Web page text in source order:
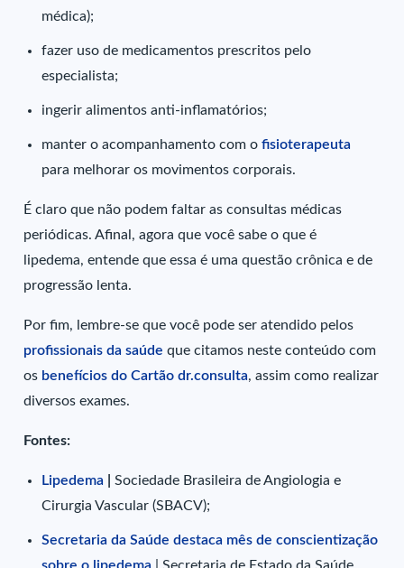
médica);
fazer uso de medicamentos prescritos pelo
especialista;
ingerir alimentos anti-inflamatórios;
manter o acompanhamento com ofisioterapeuta
para melhorar os movimentos corporais.
É claro que não podem faltar as consultas médicas
periódicas. Afinal, agora que você sabe o que é
lipedema, entende que essa é uma questão crônica e de
progressão lenta.
Por fim, lembre-se que você pode ser atendido pelos
profissionais da saúde que citamos neste conteúdo com
os benefícios do Cartão dr.consulta, assim como realizar
diversos exames.
Fontes:
Lipedema |Sociedade Brasileira de Angiologia e
Cirurgia Vascular (SBACV);
Secretaria da Saúde destaca mês de conscientização